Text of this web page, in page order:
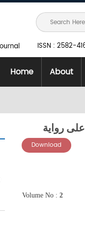
ISSN : 2582-
Home About
رواية
Download
Volume No : 2